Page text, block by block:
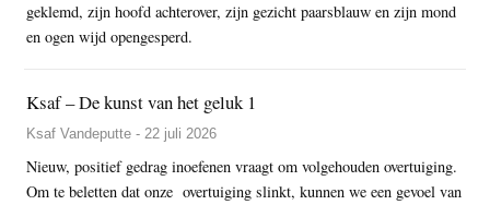
geklemd, zijn hoofd achterover, zijn gezicht paarsblauw en zijn mond
en ogen wijd opengesperd.
Ksaf – De kunst van het geluk 1
Ksaf Vandeputte - 22 juli 2026
Nieuw, positief gedrag inoefenen vraagt om volgehouden overtuiging.
Om te beletten dat onze overtuiging slinkt, kunnen we een gevoel van